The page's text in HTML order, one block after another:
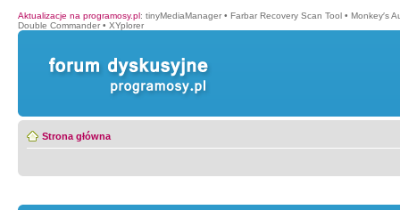
Aktualizacje na programosy.pl: tinyMediaManager • Farbar Recovery Scan Tool • Monkey′s
Double Commander • XYplorer
Strona główna